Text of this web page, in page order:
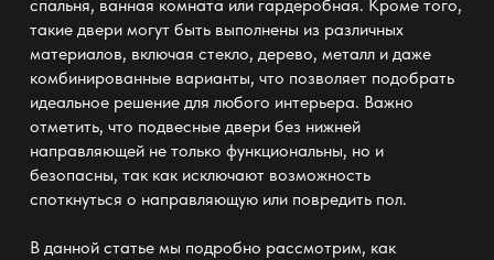
спальня, ванная комната или гардеробная. Кроме того,
такие двери могут быть выполнены из различных
материалов, включая стекло, дерево, металл и даже
комбинированные варианты, что позволяет подобрать
идеальное решение для любого интерьера. Важно
отметить, что подвесные двери без нижней
направляющей не только функциональны, но и
безопасны, так как исключают возможность
споткнуться о направляющую или повредить пол.
В данной статье мы подробно рассмотрим, как